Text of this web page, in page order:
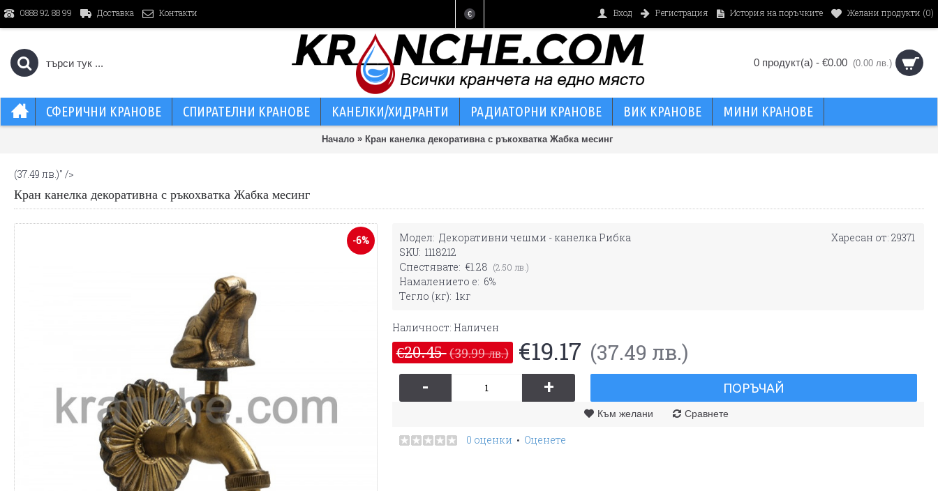
0888 92 88 99 Доставка Контакти € Вход Регистрация История на поръчките Желани продукти (0)
0 продукт(а) - €0.00 (0.00 лв.)
СФЕРИЧНИ КРАНОВЕ СПИРАТЕЛНИ КРАНОВЕ КАНЕЛКИ/ХИДРАНТИ РАДИАТОРНИ КРАНОВЕ ВИК КРАНОВЕ МИНИ КРАНОВЕ
Начало » Кран канелка декоративна с ръкохватка Жабка месинг
(37.49 лв.)" />
Кран канелка декоративна с ръкохватка Жабка месинг
-6% Харесан от: 29371
Модел: Декоративни чешми - канелка Рибка
SKU: 1118212
Спестявате: €1.28 (2.50 лв.)
Намалението е: 6%
Тегло (кг): 1кг
Наличност: Наличен
€20.45(39.99 лв.) €19.17 (37.49 лв.)
- + ПОРЪЧАЙ
Към желани Сравнете
0 оценки • Оценете